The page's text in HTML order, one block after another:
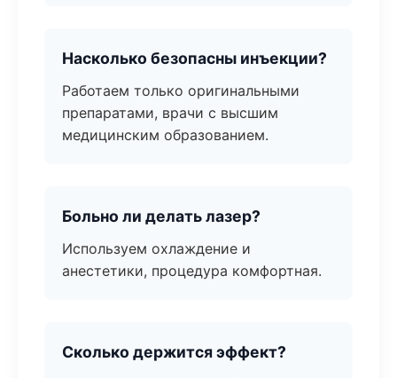
Насколько безопасны инъекции?
Работаем только оригинальными
препаратами, врачи с высшим
медицинским образованием.
Больно ли делать лазер?
Используем охлаждение и
анестетики, процедура комфортная.
Сколько держится эффект?